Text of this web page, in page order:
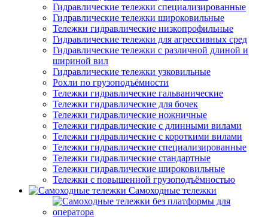
Гидравлические тележки специализированные
Гидравлические тележки широковильные
Тележки гидравлические низкопрофильные
Гидравлические тележки для агрессивных сред
Гидравлические тележки с различной длиной и
шириной вил
Гидравлические тележки узковильные
Рохли по грузоподъёмности
Тележки гидравлические гальванические
Тележки гидравлические для бочек
Тележки гидравлические ножничные
Тележки гидравлические с длинными вилами
Тележки гидравлические с короткими вилами
Тележки гидравлические специализированные
Тележки гидравлические стандартные
Тележки гидравлические широковильные
Тележки с повышенной грузоподъёмностью
Самоходные тележки